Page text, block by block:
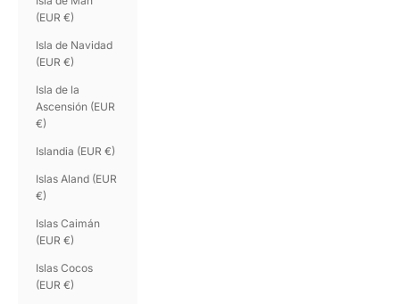
(EUR €)
Isla de Navidad
(EUR €)
Isla de la
Ascensión (EUR
€)
Islandia (EUR €)
Islas Aland (EUR
€)
Islas Caimán
(EUR €)
Islas Cocos
(EUR €)